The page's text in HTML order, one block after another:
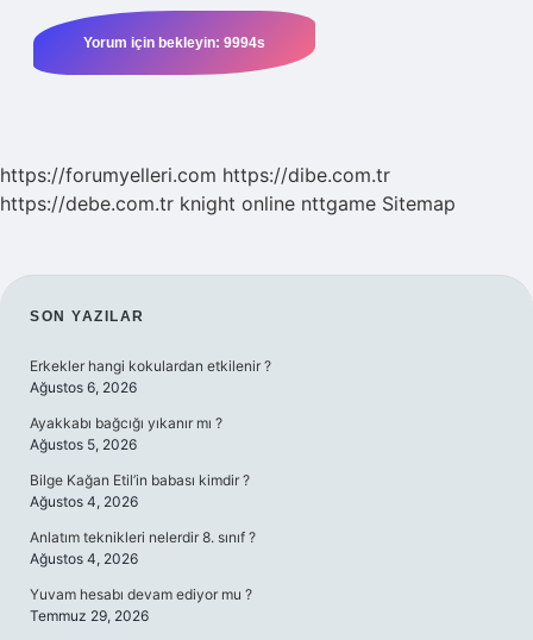
https://forumyelleri.com https://dibe.com.tr
https://debe.com.tr knight online nttgame Sitemap
SIDEBAR
SON YAZILAR
Erkekler hangi kokulardan etkilenir ?
Ağustos 6, 2026
Ayakkabı bağcığı yıkanır mı ?
Ağustos 5, 2026
Bilge Kağan Etil’in babası kimdir ?
Ağustos 4, 2026
Anlatım teknikleri nelerdir 8. sınıf ?
Ağustos 4, 2026
Yuvam hesabı devam ediyor mu ?
Temmuz 29, 2026